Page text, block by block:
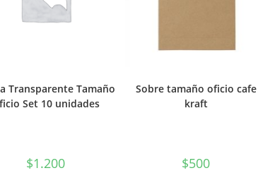
Transparente Tamaño
Set 10 unidades
$1.200
Sobre tamaño oficio cafe
kraft
$500